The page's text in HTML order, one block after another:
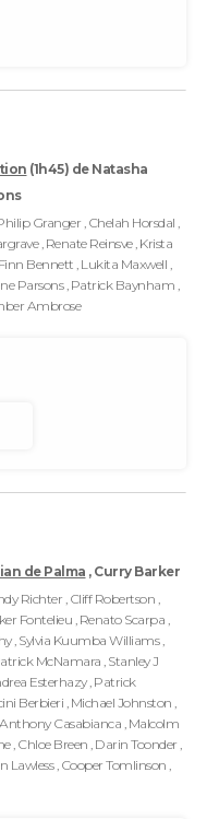
(1h45) de Natasha
Granger , Chelah Horsdal ,
, Renate Reinsve , Krista
Bennett , Lukita Maxwell ,
Parsons , Patrick Baynham ,
Ambrose
de Palma , Curry Barker
Richter , Cliff Robertson ,
Fontelieu , Renato Scarpa ,
, Sylvia Kuumba Williams ,
McNamara , Stanley J
Esterhazy , Patrick
Berbieri , Michael Johnston ,
Casabianca , Malcolm
, Chloe Breen , Darin Toonder ,
Lawless , Cooper Tomlinson ,